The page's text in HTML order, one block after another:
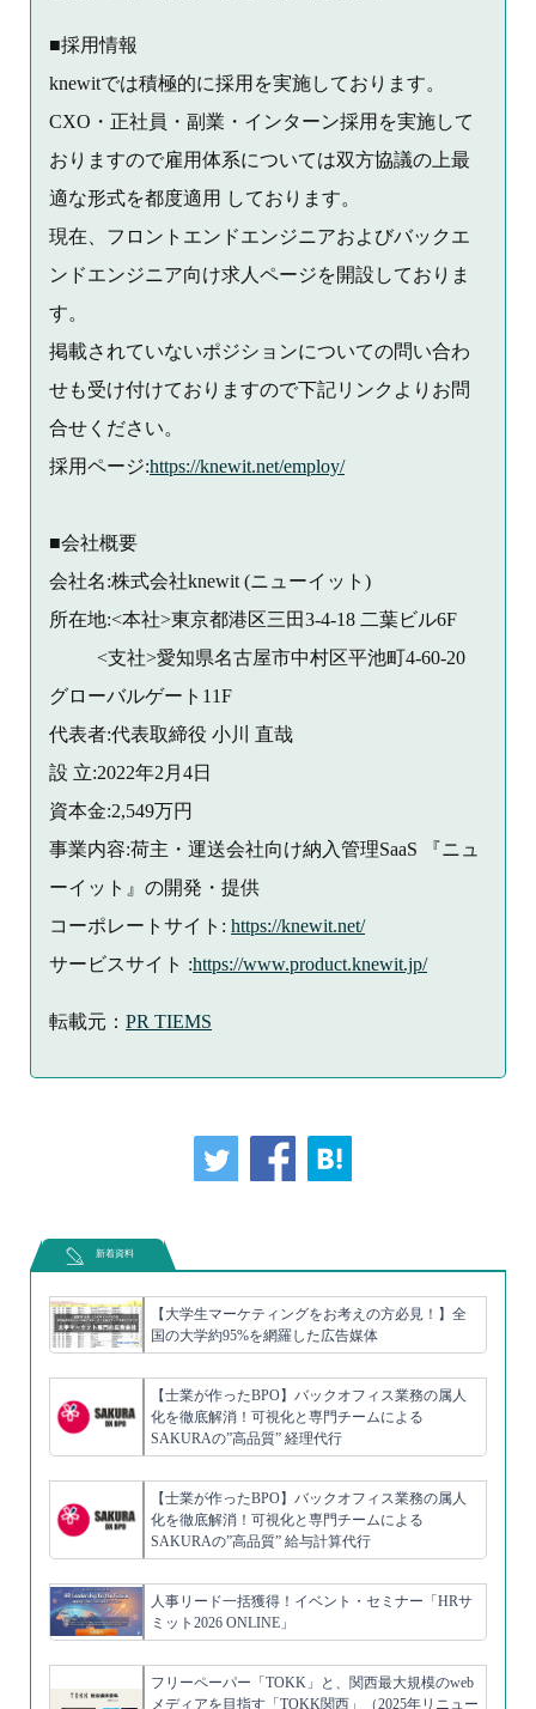
■採用情報
knewitでは積極的に採用を実施しております。
CXO・正社員・副業・インターン採用を実施して
おりますので雇用体系については双方協議の上最
適な形式を都度適用 しております。
現在、フロントエンドエンジニアおよびバックエ
ンドエンジニア向け求人ページを開設しておりま
す。
掲載されていないポジションについての問い合わ
せも受け付けておりますので下記リンクよりお問
合せください。
採用ページ:https://knewit.net/employ/
■会社概要
会社名:株式会社knewit (ニューイット)
所在地:<本社>東京都港区三田3-4-18 二葉ビル6F
<支社>愛知県名古屋市中村区平池町4-60-20
グローバルゲート11F
代表者:代表取締役 小川 直哉
設 立:2022年2月4日
資本金:2,549万円
事業内容:荷主・運送会社向け納入管理SaaS 『ニュ
ーイット』の開発・提供
コーポレートサイト: https://knewit.net/
サービスサイト :https://www.product.knewit.jp/
転載元： PR TIEMS
新着資料
【大学生マーケティングをお考えの方必見！】全
国の大学約95%を網羅した広告媒体
【士業が作ったBPO】バックオフィス業務の属人
化を徹底解消！可視化と専門チームによる
SAKURAの”高品質” 経理代行
【士業が作ったBPO】バックオフィス業務の属人
化を徹底解消！可視化と専門チームによる
SAKURAの”高品質” 給与計算代行
人事リード一括獲得！イベント・セミナー「HRサ
ミット2026 ONLINE」
フリーペーパー「TOKK」と、関西最大規模のweb
メディアを目指す「TOKK関西」（2025年リニュー